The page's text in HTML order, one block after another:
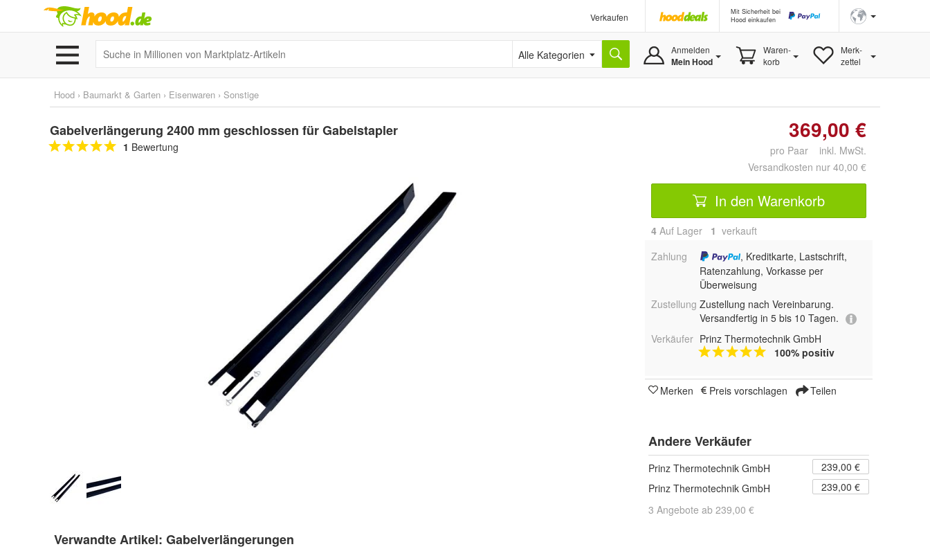
Verkaufen
Mit Sicherheit bei
Hood einkaufen
Alle Kategorien Anmelden
Mein Hood
Waren-
korb
Merk-
zettel
Hood › Baumarkt & Garten › Eisenwaren › Sonstige
Gabelverlängerung 2400 mm geschlossen für Gabelstapler
1 Bewertung
369,00 €
pro Paar inkl. MwSt.
Versandkosten nur 40,00 €
In den Warenkorb
4 Auf Lager 1 verkauft
Zahlung
, Kreditkarte, Lastschrift,
Ratenzahlung, Vorkasse per
Überweisung
Zustellung Zustellung nach Vereinbarung.
Versandfertig in 5 bis 10 Tagen.
Verkäufer Prinz Thermotechnik GmbH
100% positiv
Merken Preis vorschlagen Teilen
Andere Verkäufer
Prinz Thermotechnik GmbH
239,00 €
Prinz Thermotechnik GmbH
239,00 €
3 Angebote ab 239,00 €
Verwandte Artikel: Gabelverlängerungen